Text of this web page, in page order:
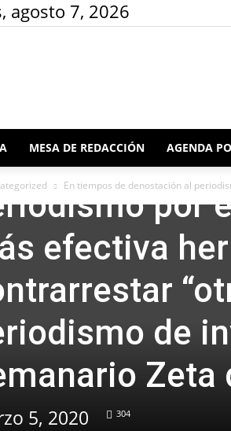
agosto 7, 2026
MESA DE REDACCIÓN AGENDA
En tiempos de denostación al
tiempos de
por
efectiva
de
Zeta
5, 2020 304